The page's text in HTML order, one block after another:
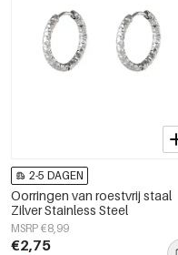
2-5 DAGEN
Oorringen van roestvrij staal
Zilver Stainless Steel
MSRP €8,99
€2,75